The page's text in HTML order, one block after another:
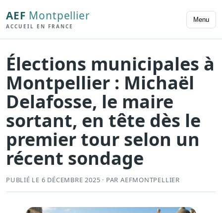
AEF Montpellier
ACCUEIL EN FRANCE
Menu
Élections municipales à
Montpellier : Michaël
Delafosse, le maire
sortant, en tête dès le
premier tour selon un
récent sondage
PUBLIÉ LE 6 DÉCEMBRE 2025 · PAR AEFMONTPELLIER